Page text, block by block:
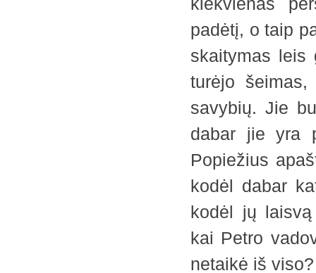
padėtį, o taip
skaitymas leis
turėjo
savybių. Jie
dabar jie yra
Popiežius
kodėl dabar
kodėl jų
kai Petro
netaikė iš viso?